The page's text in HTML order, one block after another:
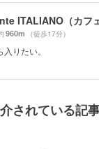
960m （徒歩17分）
りたい。
されている記